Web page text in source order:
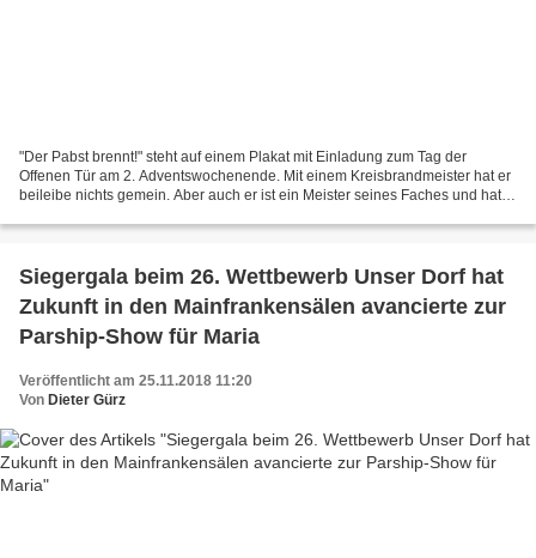
"Der Pabst brennt!" steht auf einem Plakat mit Einladung zum Tag der
Offenen Tür am 2. Adventswochenende. Mit einem Kreisbrandmeister hat er
beileibe nichts gemein. Aber auch er ist ein Meister seines Faches und hat
Siegergala beim 26. Wettbewerb Unser Dorf hat
Zukunft in den Mainfrankensälen avancierte zur
Parship-Show für Maria
Veröffentlicht am 25.11.2018 11:20
Von Dieter Gürz